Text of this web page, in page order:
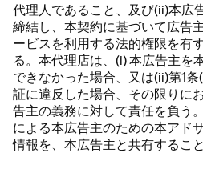
代理人であること、及び(ii)本広
締結し、本契約に基づいて広告
ービスを利用する法的権限を有
る。本代理店は、(i) 本広告主を
できなかった場合、又は(ii)第1
証に違反した場合、その限りに
告主の義務に対して責任を負う
による本広告主のための本アド
情報を、本広告主と共有するこ